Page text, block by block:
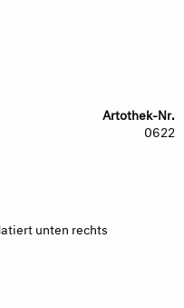
Artothek-Nr.
0622
unten rechts